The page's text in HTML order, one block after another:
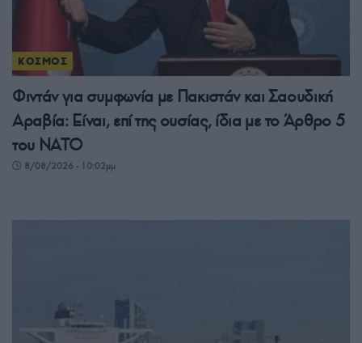
ΚΟΣΜΟΣ
Φιντάν για συμφωνία με Πακιστάν και Σαουδική
Αραβία: Είναι, επί της ουσίας, ίδια με το Άρθρο 5
του ΝΑΤΟ
8/08/2026 - 10:02μμ